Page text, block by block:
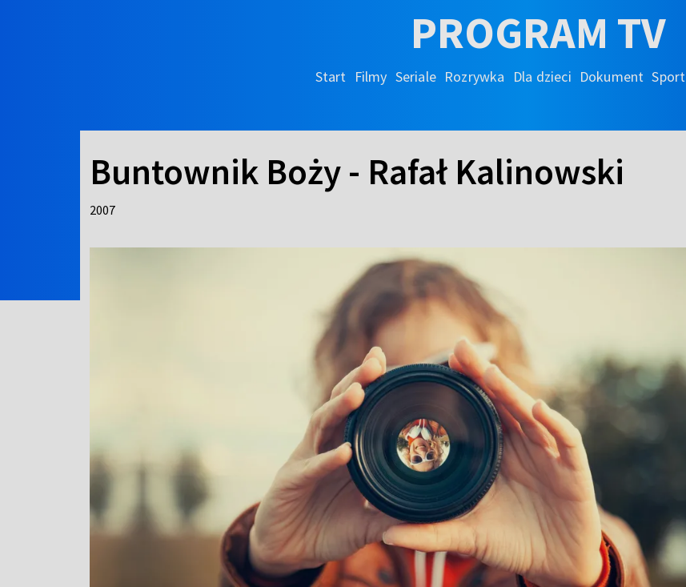
PROGRAM TV
Start Filmy Seriale Rozrywka Dla dzieci Dokument Sport
Buntownik Boży - Rafał Kalinowski
2007